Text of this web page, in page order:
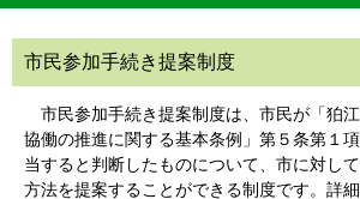
市民参加手続き提案制度
市民参加手続き提案制度は、市民が「狛
協働の推進に関する基本条例」第５条第１
当すると判断したものについて、市に対し
方法を提案することができる制度です。詳